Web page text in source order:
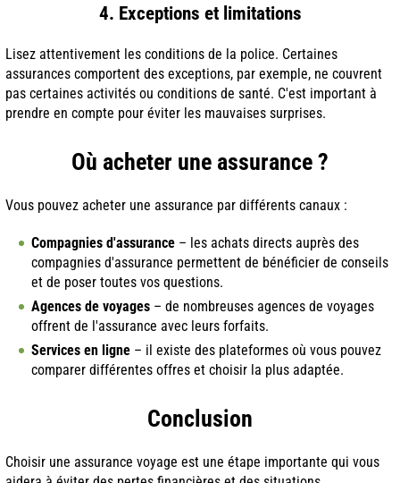
4. Exceptions et limitations
Lisez attentivement les conditions de la police. Certaines
assurances comportent des exceptions, par exemple, ne couvrent
pas certaines activités ou conditions de santé. C'est important à
prendre en compte pour éviter les mauvaises surprises.
Où acheter une assurance ?
Vous pouvez acheter une assurance par différents canaux :
Compagnies d'assurance – les achats directs auprès des
compagnies d'assurance permettent de bénéficier de conseils
et de poser toutes vos questions.
Agences de voyages – de nombreuses agences de voyages
offrent de l'assurance avec leurs forfaits.
Services en ligne – il existe des plateformes où vous pouvez
comparer différentes offres et choisir la plus adaptée.
Conclusion
Choisir une assurance voyage est une étape importante qui vous